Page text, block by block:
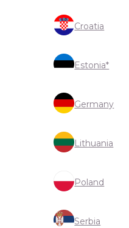
Croatia
Estonia*
Germany
Lithuania
Poland
Serbia